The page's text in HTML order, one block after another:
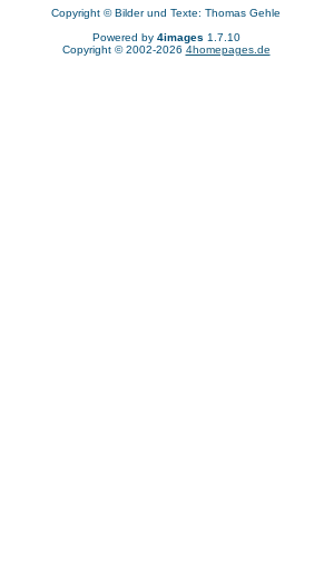
Copyright © Bilder und Texte: Thomas Gehle
Powered by 4images 1.7.10
Copyright © 2002-2026 4homepages.de